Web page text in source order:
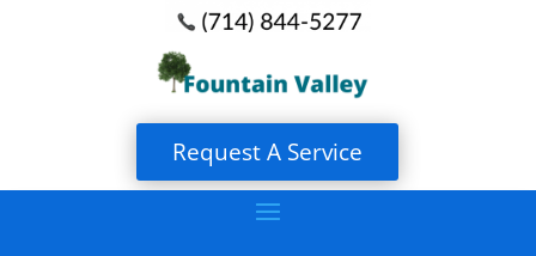
Request A Service